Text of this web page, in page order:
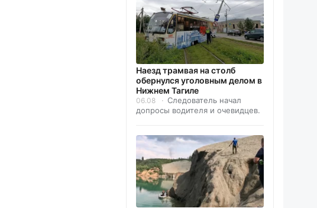
Наезд трамвая на столб
обернулся уголовным делом в
Нижнем Тагиле
06.08
Следователь начал
допросы водителя и очевидцев.